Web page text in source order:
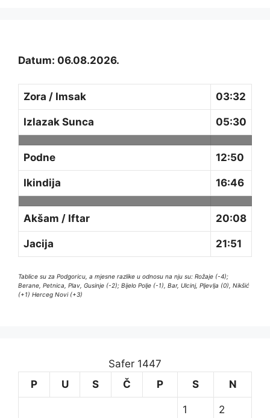
Datum: 06.08.2026.
Zora / Imsak 03:32
Izlazak Sunca 05:30
Podne 12:50
Ikindija 16:46
Akšam / Iftar 20:08
Jacija 21:51
Tablice su za Podgoricu, a mjesne razlike u odnosu na nju su: Rožaje (-4);
Berane, Petnica, Plav, Gusinje (-2); Bijelo Polje (-1), Bar, Ulcinj, Pljevlja (0), Nikšić
(+1) Herceg Novi (+3)
Safer 1447
P
U S Č P S N
1 2